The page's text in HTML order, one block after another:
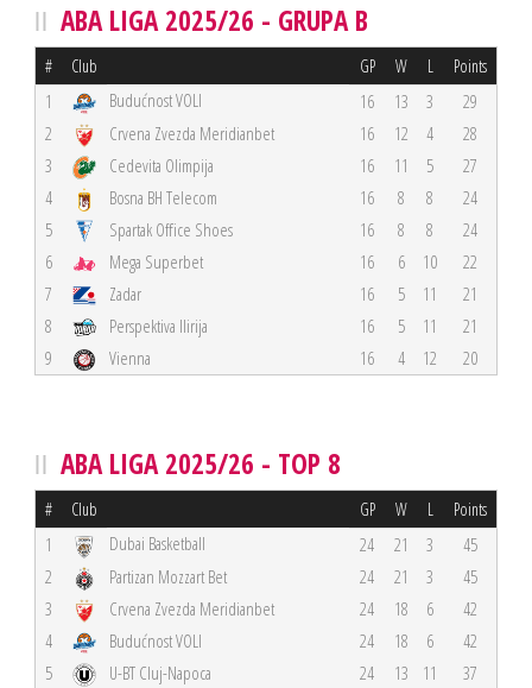
ABA LIGA 2025/26 - GRUPA B
# Club GP W L Points
1 Budućnost VOLI 16 13 3
29
2
Crvena Zvezda Meridianbet 16 12 4
28
3
Cedevita Olimpija 16 11 5
27
4
Bosna BH Telecom 16 8 8
24
5
Spartak Office Shoes 16 8 8
24
6
Mega Superbet 16 6 10
22
7
Zadar 16 5 11
21
8
Perspektiva Ilirija 16 5 11
21
9
Vienna 16 4 12 20
ABA LIGA 2025/26 - TOP 8
# Club GP W L Points
1 Dubai Basketball 24 21 3
45
2
Partizan Mozzart Bet 24 21 3
45
3
Crvena Zvezda Meridianbet 24 18 6
42
4
Budućnost VOLI 24 18 6
42
5
U-BT Cluj-Napoca 24 13 11 37